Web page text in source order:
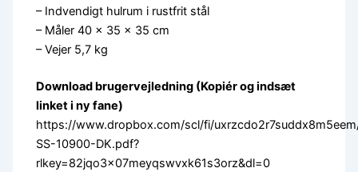
– Indvendigt hulrum i rustfrit stål
– Måler 40 x 35 x 35 cm
– Vejer 5,7 kg
Download brugervejledning (Kopiér og indsæt
linket i ny fane)
https://www.dropbox.com/scl/fi/
SS-10900-DK.pdf?
rlkey=82jqo3x07meyqswvxk61s3orz&dl=0